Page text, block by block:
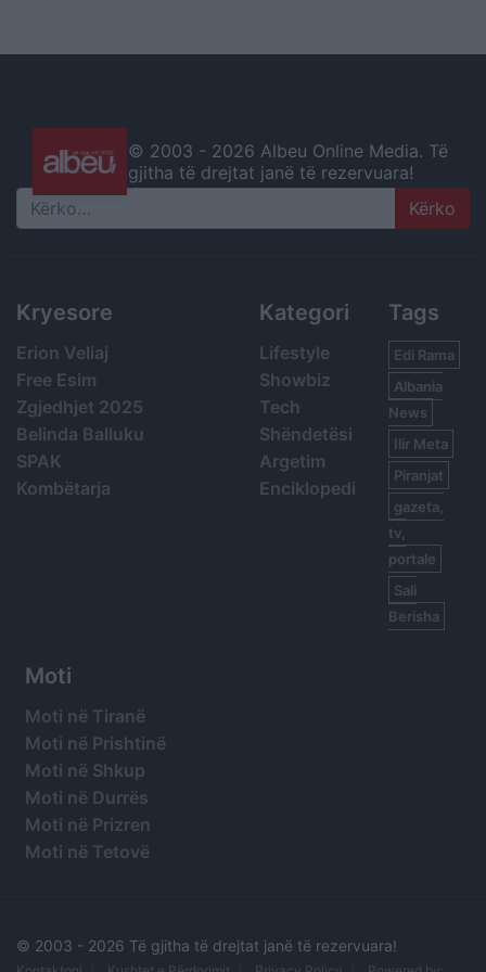
© 2003 - 2026 Albeu Online Media. Të
gjitha të drejtat janë të rezervuara!
Search
Kryesore
Erion Veliaj
Free Esim
Zgjedhjet 2025
Belinda Balluku
SPAK
Kombëtarja
Kategori
Lifestyle
Showbiz
Tech
Shëndetësi
Argetim
Enciklopedi
Tags
Edi Rama
Albania
News
Ilir Meta
Piranjat
gazeta,
tv,
portale
Sali
Berisha
Moti
Moti në Tiranë
Moti në Prishtinë
Moti në Shkup
Moti në Durrës
Moti në Prizren
Moti në Tetovë
© 2003 - 2026 Të gjitha të drejtat janë të rezervuara!